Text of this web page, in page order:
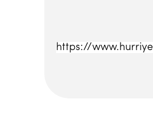
https://